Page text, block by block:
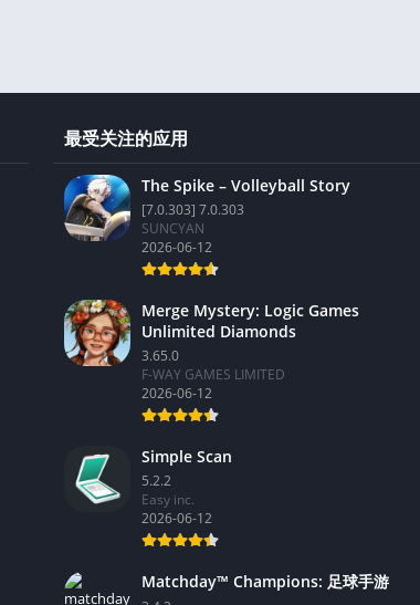
最受关注的应用
The Spike – Volleyball Story
[7.0.303] 7.0.303
SUNCYAN
2026-06-12
Merge Mystery: Logic Games
Unlimited Diamonds
3.65.0
F-WAY GAMES LIMITED
2026-06-12
Simple Scan
5.2.2
Easy inc.
2026-06-12
Matchday™ Champions: 足球手游